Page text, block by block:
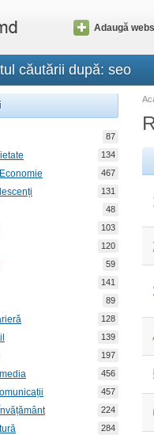
Adaugă
căutării după: seo
87
134
467
131
48
103
120
59
141
89
128
139
197
456
457
224
284